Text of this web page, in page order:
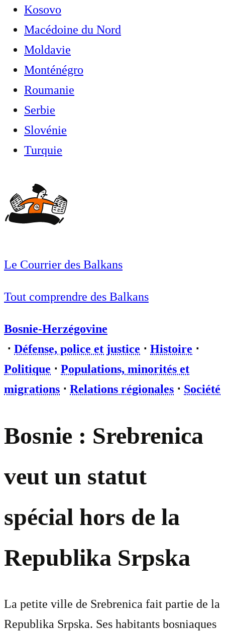
Kosovo
Macédoine du Nord
Moldavie
Monténégro
Roumanie
Serbie
Slovénie
Turquie
Le Courrier des Balkans
Tout comprendre des Balkans
Bosnie-Herzégovine
⋅ Défense, police et justice ⋅ Histoire ⋅
Politique ⋅ Populations, minorités et
migrations ⋅ Relations régionales ⋅ Société
Bosnie : Srebrenica
veut un statut
spécial hors de la
Republika Srpska
La petite ville de Srebrenica fait partie de la
Republika Srpska. Ses habitants bosniaques